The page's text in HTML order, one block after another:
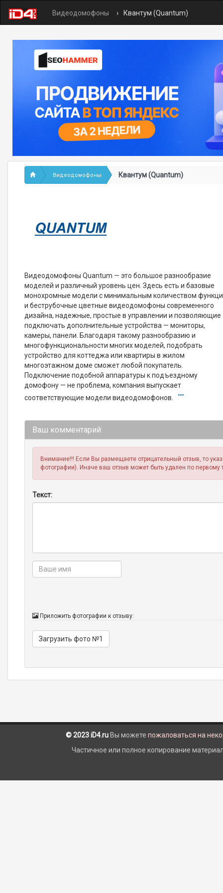
Видеодомофоны Квантум (Quantum)
Видеодомофоны Квантум (Quantum)
Видеодомофоны Quantum — это большое разнообразие
моделей и различный уровень цен. Здесь есть и базовые
монохромные модели с минимальным количеством
и беструбочные цветные видеодомофоны современного
дизайна, надежные, простые в управлении и позволяющие
подключать дополнительные устройства — мониторы,
камеры, панели. Благодаря такому разнообразию и
многофункциональности многих моделей, подобрать
устройство для коттеджа или квартиры в жилом
многоэтажном доме сможет любой покупатель.
Подключение подобной аппаратуры к подъездному
домофону — не проблема, компания выпускает
соответствующие модели видеодомофонов.
Ваш комментарий:
Внимание!!! Если Вы размещаете отрицательный отзыв, то
фотографии). Иначе ваш отзыв может быть удален по первому
Текст:
Приложить фотографии к отзыву:
Загрузить фото №1
© 2023 iD4.ru Вы можете пожаловаться на
Частичное или полное копирование